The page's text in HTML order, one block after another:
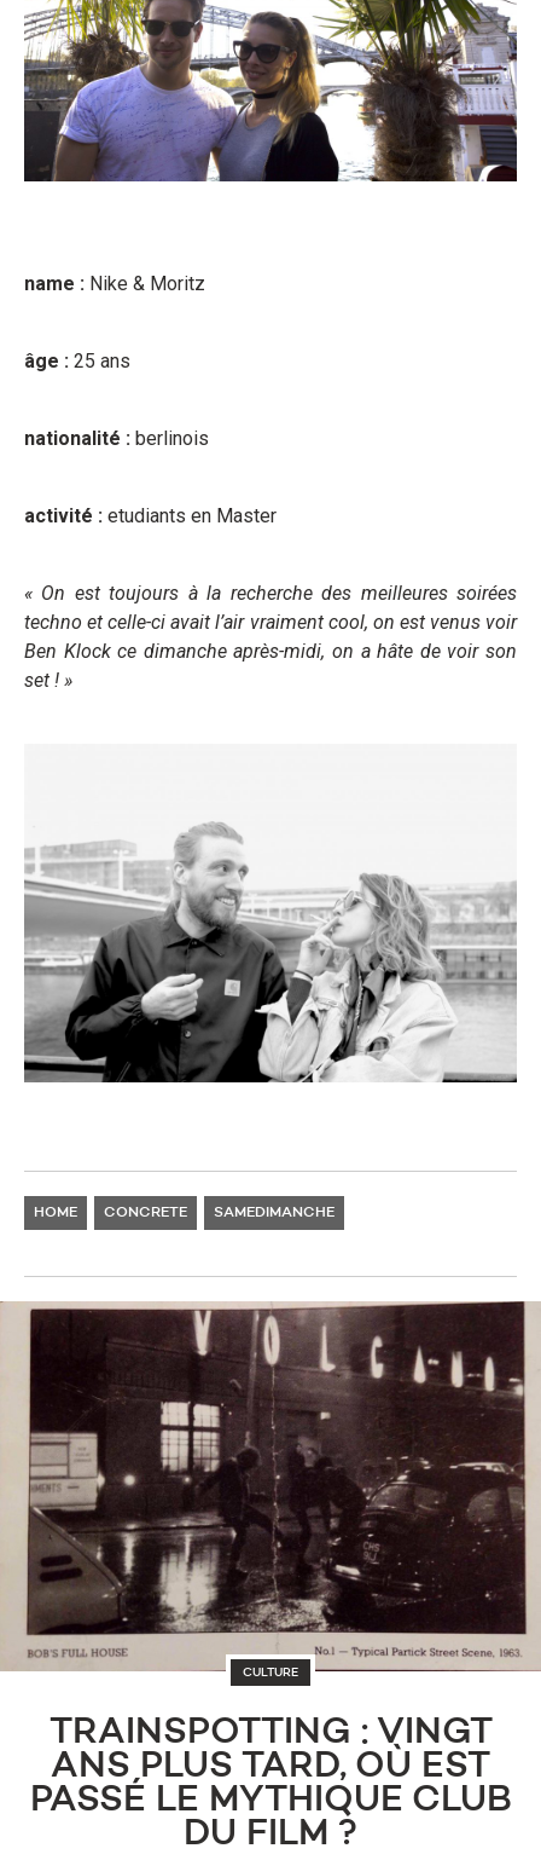
name : Nike & Moritz
âge : 25 ans
nationalité : berlinois
activité : etudiants en Master
« On est toujours à la recherche des meilleures soirées
techno et celle-ci avait l’air vraiment cool, on est venus voir
Ben Klock ce dimanche après-midi, on a hâte de voir son
set ! »
HOME CONCRETE SAMEDIMANCHE
CULTURE
TRAINSPOTTING : VINGT
ANS PLUS TARD, OÙ EST
PASSÉ LE MYTHIQUE CLUB
DU FILM ?